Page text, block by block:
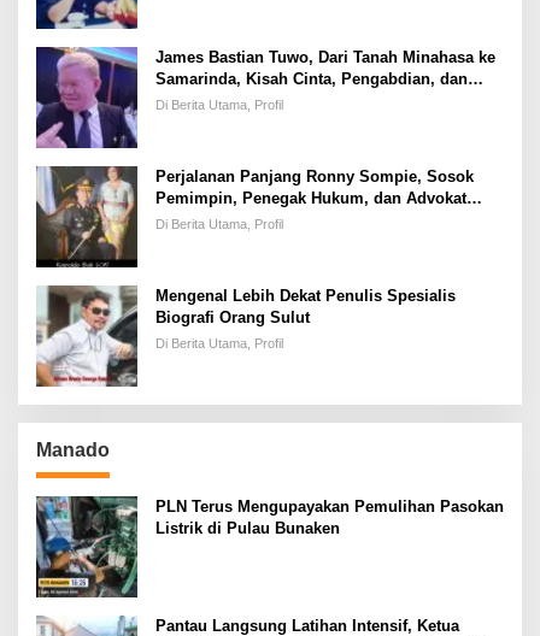
James Bastian Tuwo, Dari Tanah Minahasa ke
Samarinda, Kisah Cinta, Pengabdian, dan
Kesuksesan
Di Berita Utama, Profil
Perjalanan Panjang Ronny Sompie, Sosok
Pemimpin, Penegak Hukum, dan Advokat
Keadilan
Di Berita Utama, Profil
Mengenal Lebih Dekat Penulis Spesialis
Biografi Orang Sulut
Di Berita Utama, Profil
Manado
PLN Terus Mengupayakan Pemulihan Pasokan
Listrik di Pulau Bunaken
Pantau Langsung Latihan Intensif, Ketua